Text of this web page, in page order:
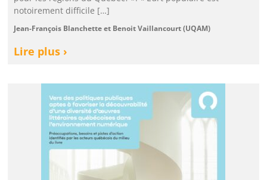
notoirement difficile […]
Jean-François Blanchette et Benoit Vaillancourt (UQAM)
Lire plus ›